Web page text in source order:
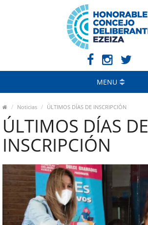
MENU
Noticias ÚLTIMOS DÍAS DE INSCRIPCIÓN
ÚLTIMOS DÍAS DE
INSCRIPCIÓN